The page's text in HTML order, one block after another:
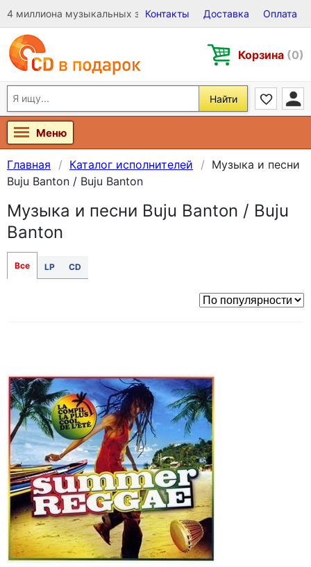
4 миллиона музыкальных записей на Виниле, CD и DVD
Контакты Доставка Оплата
Корзина (0)
Найти
Меню
Главная Каталог исполнителей
Музыка и песни
Buju Banton / Buju Banton
Музыка и песни Buju Banton / Buju
Banton
Все LP CD